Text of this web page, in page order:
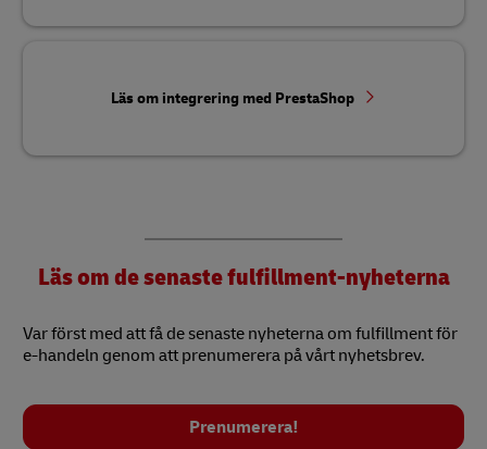
Läs om integrering med PrestaShop
Läs om de senaste fulfillment-nyheterna
Var först med att få de senaste nyheterna om fulfillment för
e-handeln genom att prenumerera på vårt nyhetsbrev.
Prenumerera!